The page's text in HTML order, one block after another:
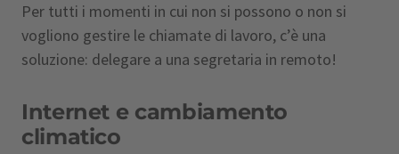
Per tutti i momenti in cui non si possono o non si
vogliono gestire le chiamate di lavoro, c’è una
soluzione: delegare a una segretaria in remoto!
Internet e cambiamento
climatico